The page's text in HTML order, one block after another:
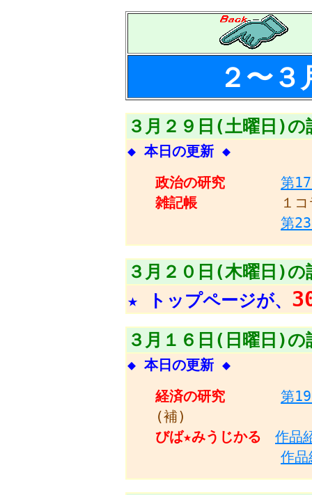
２〜
３月２９日(土曜日)の
◆ 本日の更新 ◆
政治の研究 第
雑記帳
１
第
３月２０日(木曜日)の
★ トップページが、
３月１６日(日曜日)の
◆ 本日の更新 ◆
経済の研究 第
(補)
びば★みうじかる 作品
作